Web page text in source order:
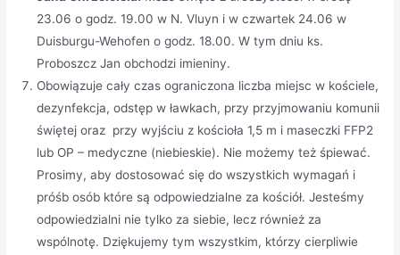
23.06 o godz. 19.00 w N. Vluyn i w czwartek 24.06 w
Duisburgu-Wehofen o godz. 18.00. W tym dniu ks.
Proboszcz Jan obchodzi imieniny.
Obowiązuje cały czas ograniczona liczba miejsc w kościele,
dezynfekcja, odstęp w ławkach, przy przyjmowaniu komunii
świętej oraz przy wyjściu z kościoła 1,5 m i maseczki FFP2
lub OP – medyczne (niebieskie). Nie możemy też śpiewać.
Prosimy, aby dostosować się do wszystkich wymagań i
próśb osób które są odpowiedzialne za kościół. Jesteśmy
odpowiedzialni nie tylko za siebie, lecz również za
wspólnotę. Dziękujemy tym wszystkim, którzy cierpliwie